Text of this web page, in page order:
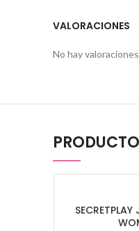
VALORACIONES
No hay